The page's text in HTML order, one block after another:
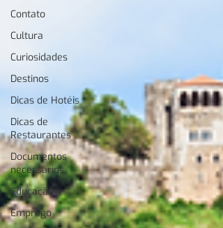
Contato
Cultura
Curiosidades
Destinos
Dicas de Hotéis
Dicas de
Restaurantes
Documentos
necessários
Educação
Emprego